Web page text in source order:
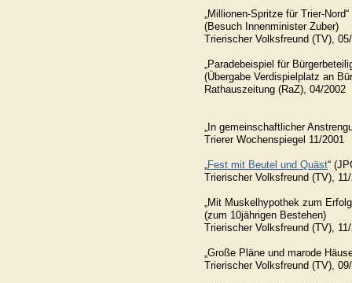
„Millionen-Spritze für Trier-Nord“
(Besuch Innenminister Zuber)
Trierischer Volksfreund (TV),
„Paradebeispiel für
(Übergabe Verdispielplatz an
Rathauszeitung (RaZ), 04/2002
„In gemeinschaftlicher
Trierer Wochenspiegel 11/2001
Fest mit Beutel und Quäst“
Trierischer Volksfreund (TV),
„Mit Muskelhypothek zum
(zum 10jährigen Bestehen)
Trierischer Volksfreund (TV),
„Große Pläne und marode
Trierischer Volksfreund (TV),